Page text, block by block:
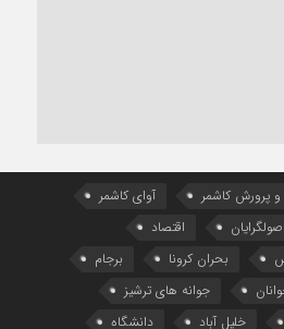
پرورش کاشمر
آوای کاشمر
اصولگرایان
اقتصاد
بحران کرونا
برجام
جوانه های ترشیز
خلیل آباد دانشگاه